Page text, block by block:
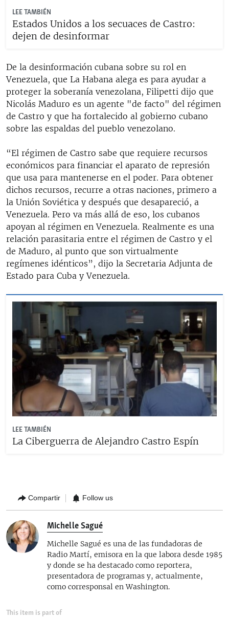
LEE TAMBIÉN
Estados Unidos a los secuaces de Castro:
dejen de desinformar
De la desinformación cubana sobre su rol en
Venezuela, que La Habana alega es para ayudar a
proteger la soberanía venezolana, Filipetti dijo que
Nicolás Maduro es un agente "de facto" del régimen
de Castro y que ha fortalecido al gobierno cubano
sobre las espaldas del pueblo venezolano.
“El régimen de Castro sabe que requiere recursos
económicos para financiar el aparato de represión
que usa para mantenerse en el poder. Para obtener
dichos recursos, recurre a otras naciones, primero a
la Unión Soviética y después que desapareció, a
Venezuela. Pero va más allá de eso, los cubanos
apoyan al régimen en Venezuela. Realmente es una
relación parasitaria entre el régimen de Castro y el
de Maduro, al punto que son virtualmente
regímenes idénticos”, dijo la Secretaria Adjunta de
Estado para Cuba y Venezuela.
LEE TAMBIÉN
La Ciberguerra de Alejandro Castro Espín
Compartir Follow us
Michelle Sagué
Michelle Sagué es una de las fundadoras de
Radio Martí, emisora en la que labora desde 1985
y donde se ha destacado como reportera,
presentadora de programas y, actualmente,
como corresponsal en Washington.
This item is part of